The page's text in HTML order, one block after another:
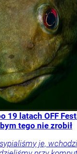
19 latach OFF
tego nie zrobił
je,